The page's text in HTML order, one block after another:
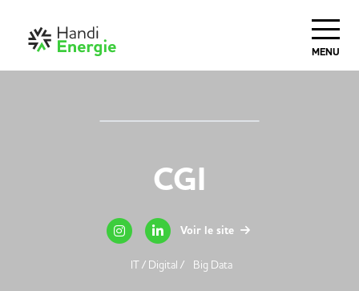
MENU
CGI
Voir le site
IT / Digital / Big Data